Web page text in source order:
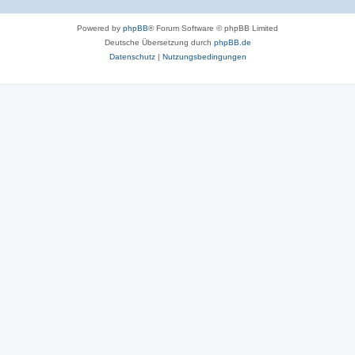
Powered by phpBB® Forum Software © phpBB Limited
Deutsche Übersetzung durch phpBB.de
Datenschutz| Nutzungsbedingungen